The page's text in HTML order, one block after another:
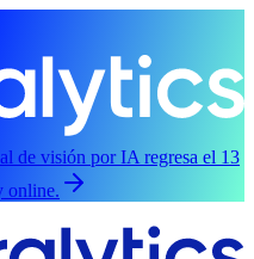
de visión por IA regresa el 13
online.